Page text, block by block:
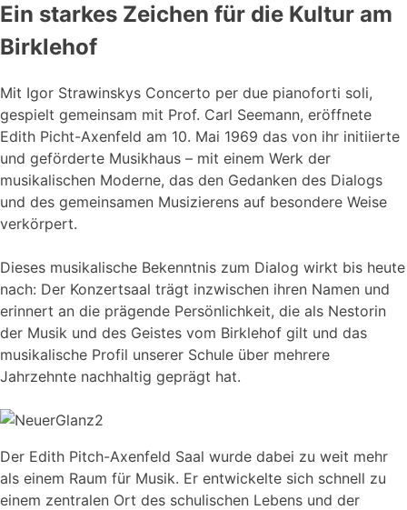
Ein starkes Zeichen für die Kultur am
Birklehof
Mit Igor Strawinskys Concerto per due pianoforti soli,
gespielt gemeinsam mit Prof. Carl Seemann, eröffnete
Edith Picht-Axenfeld am 10. Mai 1969 das von ihr initiierte
und geförderte Musikhaus – mit einem Werk der
musikalischen Moderne, das den Gedanken des Dialogs
und des gemeinsamen Musizierens auf besondere Weise
verkörpert.
Dieses musikalische Bekenntnis zum Dialog wirkt bis heute
nach: Der Konzertsaal trägt inzwischen ihren Namen und
erinnert an die prägende Persönlichkeit, die als Nestorin
der Musik und des Geistes vom Birklehof gilt und das
musikalische Profil unserer Schule über mehrere
Jahrzehnte nachhaltig geprägt hat.
Der Edith Pitch-Axenfeld Saal wurde dabei zu weit mehr
als einem Raum für Musik. Er entwickelte sich schnell zu
einem zentralen Ort des schulischen Lebens und der